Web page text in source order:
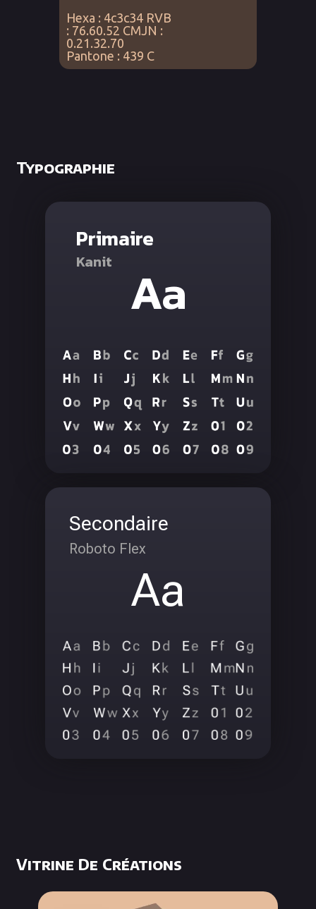
Hexa : 4c3c34 RVB
: 76.60.52 CMJN :
0.21.32.70
Pantone : 439 C
Typographie
Primaire
Kanit Aa
Secondaire
Roboto Flex
Aa
Vitrine De Créations